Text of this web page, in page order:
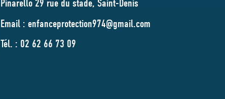
Pinarello 29 rue du stade, Saint-Denis
Email : enfanceprotection974@gmail.com
Tél. : 02 62 66 73 09